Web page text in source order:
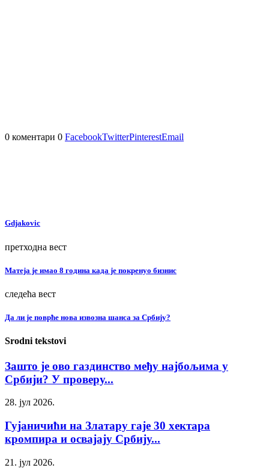
0 коментари 0 FacebookTwitterPinterestEmail
Gdjakovic
претходна вест
Матеја је имао 8 година када је покренуо бизнис
следећа вест
Да ли је поврће нова извозна шанса за Србију?
Srodni tekstovi
Зашто је ово газдинство међу најбољима у
Србији? У проверу...
28. јул 2026.
Гујаничићи на Златару гаје 30 хектара
кромпира и освајају Србију...
21. јул 2026.